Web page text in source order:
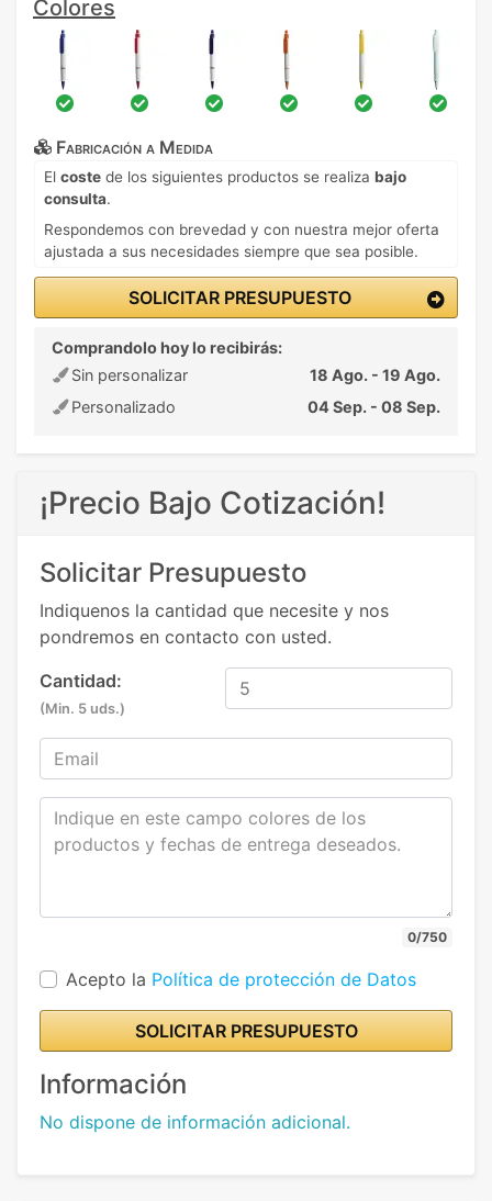
Colores
Fabricación a Medida
El coste de los siguientes productos se realiza bajo
consulta.
Respondemos con brevedad y con nuestra mejor oferta
ajustada a sus necesidades siempre que sea posible.
SOLICITAR PRESUPUESTO
Comprandolo hoy lo recibirás:
Sin personalizar
18 Ago. - 19 Ago.
Personalizado
04 Sep. - 08 Sep.
¡Precio Bajo Cotización!
Solicitar Presupuesto
Indiquenos la cantidad que necesite y nos
pondremos en contacto con usted.
Cantidad:
(Min. 5 uds.)
0/750
Acepto la Política de protección de Datos
SOLICITAR PRESUPUESTO
Información
No dispone de información adicional.